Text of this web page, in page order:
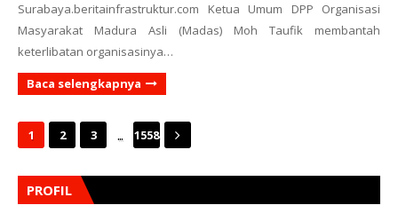
Surabaya.beritainfrastruktur.com Ketua Umum DPP Organisasi
Masyarakat Madura Asli (Madas) Moh Taufik membantah
keterlibatan organisasinya…
Baca selengkapnya
1 2 3 ... 1558
PROFIL